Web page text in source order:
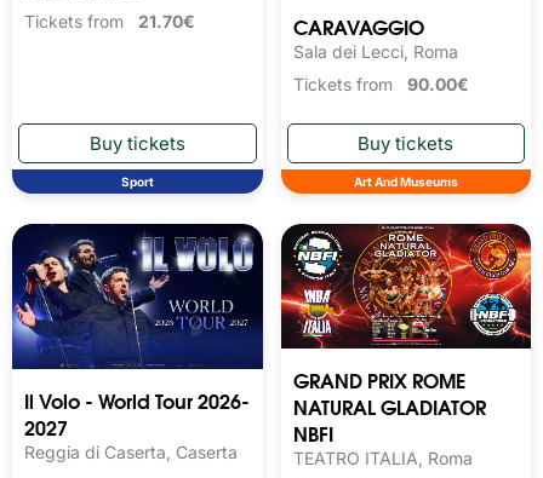
Tickets from 21.70€
Sport
CARAVAGGIO
Sala dei Lecci, Roma
Tickets from 90.00€
Art And Museums
Il Volo - World Tour 2026-
2027
Reggia di Caserta, Caserta
GRAND PRIX ROME
NATURAL GLADIATOR
NBFI
TEATRO ITALIA, Roma